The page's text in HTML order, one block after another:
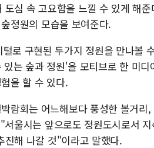
심 속 고요함을 느낄 수 있게 해
정원의 모습을 보여준다.
로 구현된 두가지 정원을 만나볼
는 숲과 정원'을 모티브로 한 미디
을 할 수 있다.
람회는 어느해보다 풍성한 볼거리
울시는 앞으로도 정원도시로서
진해 나갈 것"이라고 말했다.